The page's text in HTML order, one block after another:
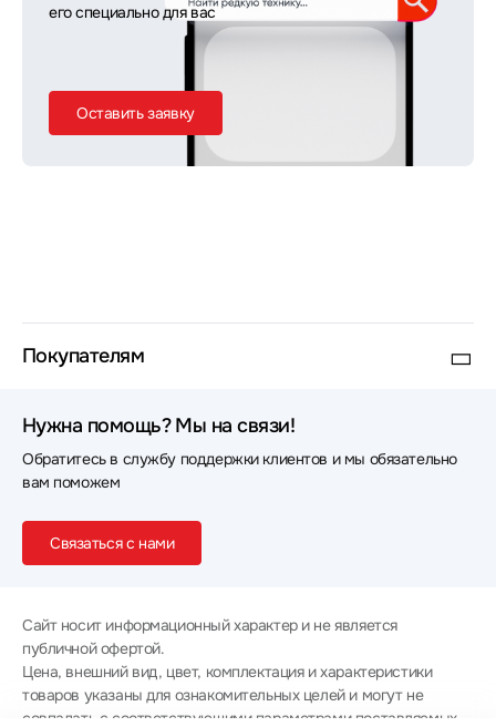
его специально для вас
Оставить заявку
Покупателям
Нужна помощь? Мы на связи!
Обратитесь в службу поддержки клиентов и мы обязательно
вам поможем
Связаться с нами
Сайт носит информационный характер и не является
публичной офертой.
Цена, внешний вид, цвет, комплектация и характеристики
товаров указаны для ознакомительных целей и могут не
совпадать с соответствующими параметрами поставляемых